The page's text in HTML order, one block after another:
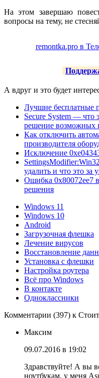
На этом завершаю
вопросы на тему, не
remontka.pro в
А вдруг и это будет
Лучшие бесплатные
Secure System — что
решение возможных
Как отключить
производителя
Исключение
удалить и что это за
Ошибка 0x80072ee7
решения
Windows 11
Windows 10
Android
Загрузочная флешка
Лечение вирусов
Восстановление
Установка с флешки
Настройка роутера
Всё про Windows
В контакте
Одноклассники
Комментарии (397) к
Максим
09.07.2016 в 19:02
Здравствуйте! А вы
ноутбукам, у меня